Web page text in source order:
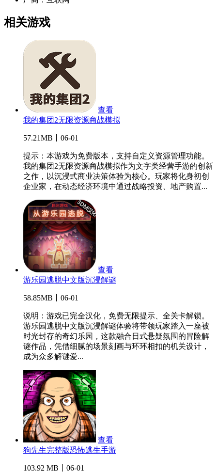
相关游戏
查看
我的集团2无限资源商战模拟
57.21MB丨06-01
提示：本游戏为免费版本，支持自定义资源管理功能。
我的集团2无限资源商战模拟作为文字类经营手游的创新
之作，以沉浸式商业决策体验为核心。玩家将化身初创
企业家，在动态经济环境中通过战略投资、地产购置...
查看
游乐园逃脱中文版沉浸解谜
58.85MB丨06-01
说明：游戏已完全汉化，免费无限提示、全关卡解锁。
游乐园逃脱中文版沉浸解谜体验将带领玩家踏入一座被
时光封存的奇幻乐园，这款融合日式悬疑氛围的冒险解
谜作品，凭借细腻的场景刻画与环环相扣的机关设计，
成为众多解谜爱...
查看
狗先生完整版恐怖逃生手游
103.92 MB丨06-01